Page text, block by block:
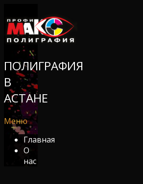
ПОЛИГРАФИЯ
В
АСТАНЕ
Меню
Главная
О
нас